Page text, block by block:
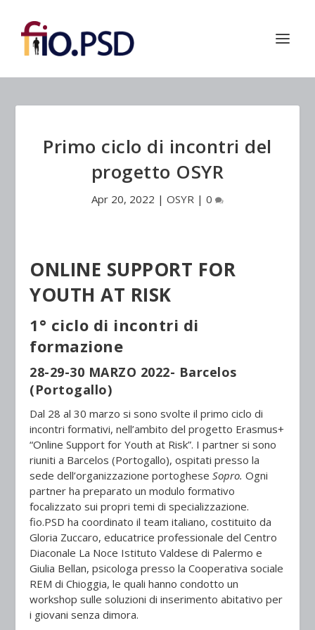
Primo ciclo di incontri del
progetto OSYR
Apr 20, 2022 | OSYR | 0
ONLINE SUPPORT FOR
YOUTH AT RISK
1° ciclo di incontri di
formazione
28-29-30 MARZO 2022- Barcelos
(Portogallo)
Dal 28 al 30 marzo si sono svolte il primo ciclo di
incontri formativi, nell’ambito del progetto Erasmus+
“Online Support for Youth at Risk”. I partner si sono
riuniti a Barcelos (Portogallo), ospitati presso la
sede dell’organizzazione portogheseSopro.Ogni
partner ha preparato un modulo formativo
focalizzato sui propri temi di specializzazione.
fio.PSD ha coordinato il team italiano, costituito da
Gloria Zuccaro, educatrice professionale del Centro
Diaconale La Noce Istituto Valdese di Palermo e
Giulia Bellan, psicologa presso la Cooperativa sociale
REM di Chioggia, le quali hanno condotto un
workshop sulle soluzioni di inserimento abitativo per
i giovani senza dimora.